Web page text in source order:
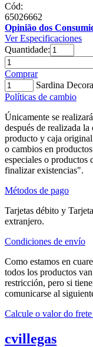
Cód:
65026662
Opinião dos
Ver Especificaciones
Quantidade:
Comprar
Sardina
Políticas de cambio
Únicamente se
después de realizada
producto y caja
o cambios en
especiales o productos
finalizar existencias".
Métodos de pago
Tarjetas débito y
extranjero.
Condiciones de envío
Como estamos en
todos los productos
restricción, pero si
comunicarse al
Calcule o valor do frete
cvillegas